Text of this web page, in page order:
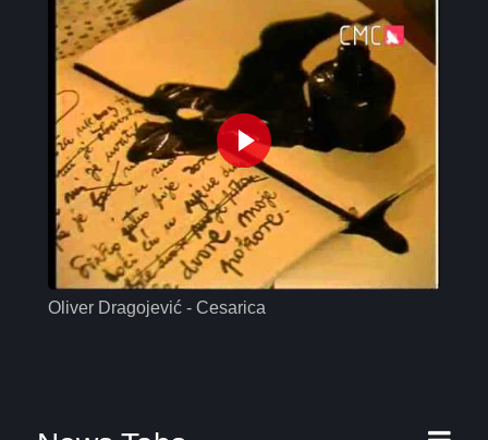
Oliver Dragojević - Cesarica